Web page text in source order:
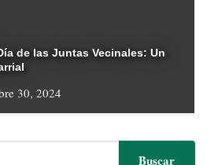
de las Juntas Vecinales: Un
30, 2024